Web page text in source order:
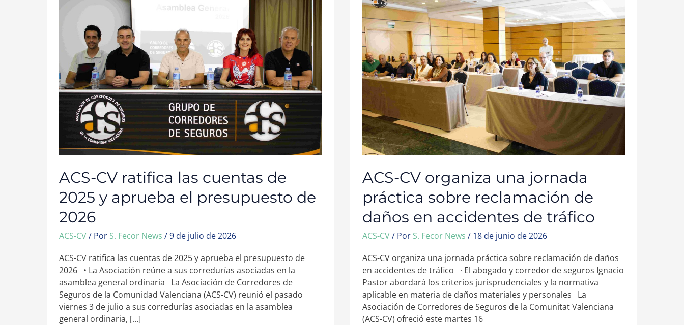
ACS-CV ratifica las cuentas de
2025 y aprueba el presupuesto de
2026
ACS-CV/ Por S. Fecor News /9 de julio de 2026
ACS-CV ratifica las cuentas de 2025 y aprueba el presupuesto de
2026 • La Asociación reúne a sus corredurías asociadas en la
asamblea general ordinaria La Asociación de Corredores de
Seguros de la Comunidad Valenciana (ACS-CV) reunió el pasado
viernes 3 de julio a sus corredurías asociadas en la asamblea
general ordinaria, […]
2025
Y
APRUEBA
EL
PRESUPUESTO
DE
2026
ACS-CV organiza una jornada
práctica sobre reclamación de
daños en accidentes de tráfico
ACS-CV/ Por S. Fecor News / 18 de junio de 2026
ACS-CV organiza una jornada práctica sobre reclamación de daños
en accidentes de tráfico · El abogado y corredor de seguros Ignacio
Pastor abordará los criterios jurisprudenciales y la normativa
aplicable en materia de daños materiales y personales La
Asociación de Corredores de Seguros de la Comunitat Valenciana
(ACS-CV) ofreció este martes 16
UNA
JORNADA
PRÁCTICA
SOBRE
RECLAMACIÓN
DE
DAÑOS
EN
ACCIDENTES
DE
TRÁFICO